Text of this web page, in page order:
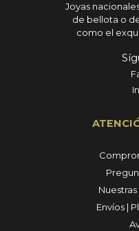
Joyas
de bellota o
como el
Envíos |